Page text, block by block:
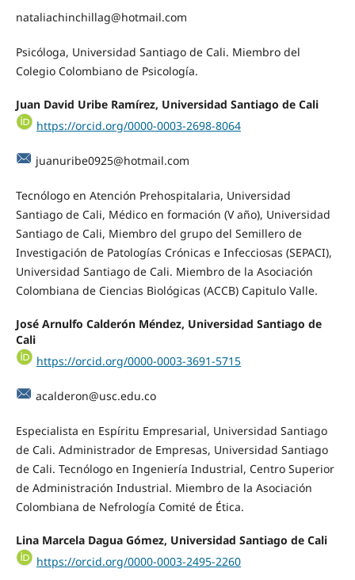
nataliachinchillag@hotmail.com
Psicóloga, Universidad Santiago de Cali. Miembro del
Colegio Colombiano de Psicología.
Juan David Uribe Ramírez, Universidad Santiago de Cali
https://orcid.org/0000-0003-2698-8064
juanuribe0925@hotmail.com
Tecnólogo en Atención Prehospitalaria, Universidad
Santiago de Cali, Médico en formación (V año), Universidad
Santiago de Cali, Miembro del grupo del Semillero de
Investigación de Patologías Crónicas e Infecciosas (SEPACI),
Universidad Santiago de Cali. Miembro de la Asociación
Colombiana de Ciencias Biológicas (ACCB) Capitulo Valle.
José Arnulfo Calderón Méndez, Universidad Santiago de
Cali
https://orcid.org/0000-0003-3691-5715
acalderon@usc.edu.co
Especialista en Espíritu Empresarial, Universidad Santiago
de Cali. Administrador de Empresas, Universidad Santiago
de Cali. Tecnólogo en Ingeniería Industrial, Centro Superior
de Administración Industrial. Miembro de la Asociación
Colombiana de Nefrología Comité de Ética.
Lina Marcela Dagua Gómez, Universidad Santiago de Cali
https://orcid.org/0000-0003-2495-2260